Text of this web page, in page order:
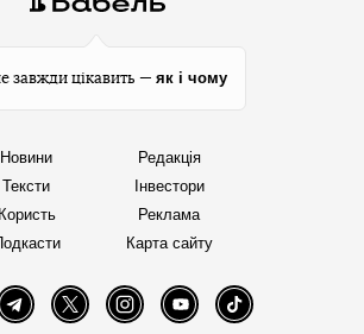
завжди цікавить — як і чому
Новини
Тексти
Користь
Редакція
Інвестори
Реклама
Карта сайту
TelegramTwitter InstagramYouTube TikTok